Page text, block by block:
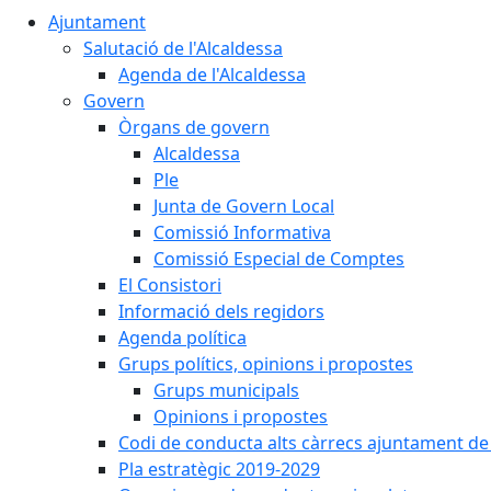
Ajuntament
Salutació de l'Alcaldessa
Agenda de l'Alcaldessa
Govern
Òrgans de govern
Alcaldessa
Ple
Junta de Govern Local
Comissió Informativa
Comissió Especial de Comptes
El Consistori
Informació dels regidors
Agenda política
Grups polítics, opinions i propostes
Grups municipals
Opinions i propostes
Codi de conducta alts càrrecs ajuntament
Pla estratègic 2019-2029